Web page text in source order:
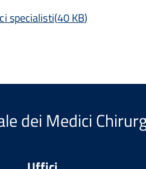
specialisti(40 KB)
dei Medici